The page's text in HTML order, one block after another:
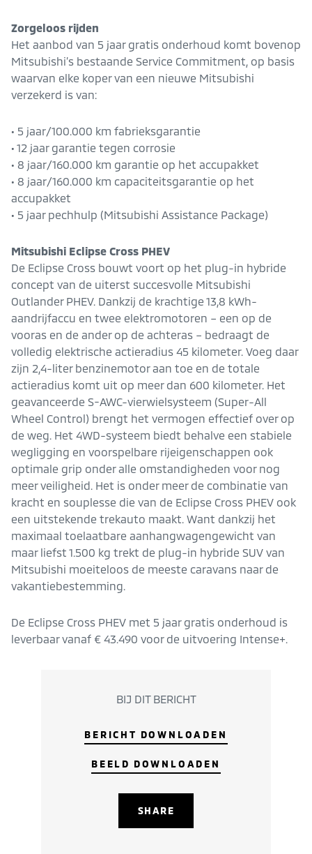
Zorgeloos rijden
Het aanbod van 5 jaar gratis onderhoud komt bovenop
Mitsubishi’s bestaande Service Commitment, op basis
waarvan elke koper van een nieuwe Mitsubishi
verzekerd is van:
• 5 jaar/100.000 km fabrieksgarantie
• 12 jaar garantie tegen corrosie
• 8 jaar/160.000 km garantie op het accupakket
• 8 jaar/160.000 km capaciteitsgarantie op het
accupakket
• 5 jaar pechhulp (Mitsubishi Assistance Package)
Mitsubishi Eclipse Cross PHEV
De Eclipse Cross bouwt voort op het plug-in hybride
concept van de uiterst succesvolle Mitsubishi
Outlander PHEV. Dankzij de krachtige 13,8 kWh-
aandrijfaccu en twee elektromotoren – een op de
vooras en de ander op de achteras – bedraagt de
volledig elektrische actieradius 45 kilometer. Voeg daar
zijn 2,4-liter benzinemotor aan toe en de totale
actieradius komt uit op meer dan 600 kilometer. Het
geavanceerde S-AWC-vierwielsysteem (Super-All
Wheel Control) brengt het vermogen effectief over op
de weg. Het 4WD-systeem biedt behalve een stabiele
wegligging en voorspelbare rijeigenschappen ook
optimale grip onder alle omstandigheden voor nog
meer veiligheid. Het is onder meer de combinatie van
kracht en souplesse die van de Eclipse Cross PHEV ook
een uitstekende trekauto maakt. Want dankzij het
maximaal toelaatbare aanhangwagengewicht van
maar liefst 1.500 kg trekt de plug-in hybride SUV van
Mitsubishi moeiteloos de meeste caravans naar de
vakantiebestemming.
De Eclipse Cross PHEV met 5 jaar gratis onderhoud is
leverbaar vanaf € 43.490 voor de uitvoering Intense+.
BIJ DIT BERICHT
BERICHT DOWNLOADEN
BEELD DOWNLOADEN
SHARE